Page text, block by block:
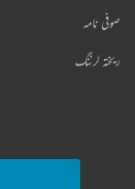
صوفی نامہ
ریختہ لرننگ